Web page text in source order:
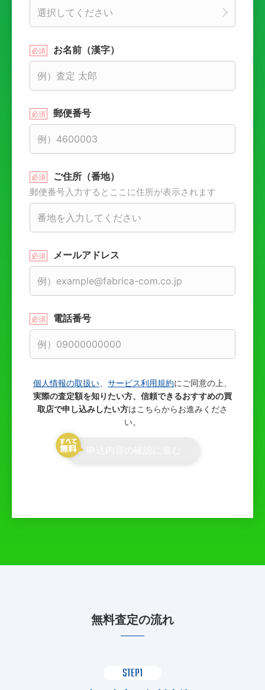
お名前（漢字）
郵便番号
ご住所（番地）
郵便番号入力するとここに住所が表示されます
メールアドレス
電話番号
個人情報の取扱い サービス利用規約にご同意の上、
実際の査定額を知りたい方、信頼できるおすすめの買
取店で申し込みしたい方はこちらからお進みくださ
い。
無料査定の流れ
STEP1